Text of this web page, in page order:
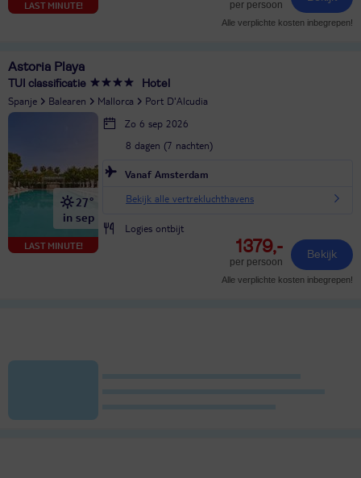
LAST MINUTE! per persoon
Alle verplichte kosten inbegrepen!
Astoria Playa
TUI classificatie Hotel
Spanje Balearen Mallorca Port D'Alcudia
LAST MINUTE!
27°
in sep
Zo 6 sep 2026
8 dagen (7 nachten)
Vanaf Amsterdam
Bekijk alle vertrekluchthavens
Logies ontbijt
1379,-
per persoon
Bekijk
Alle verplichte kosten inbegrepen!